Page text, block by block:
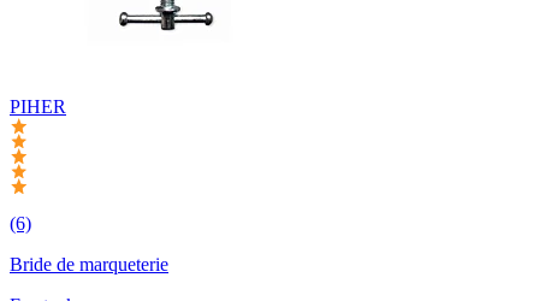
PIHER
(6)
Bride de marqueterie